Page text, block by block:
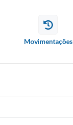
Movimentações